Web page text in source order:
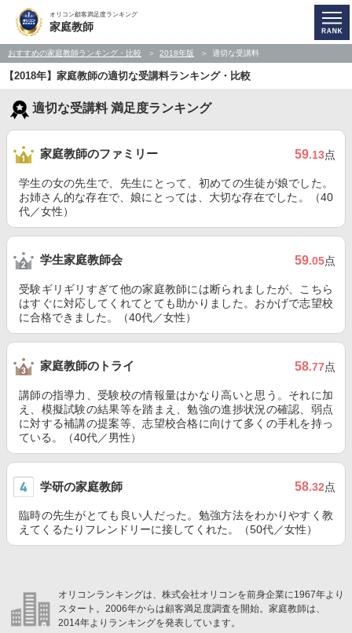
オリコン顧客満足度ランキング
家庭教師
おすすめの家庭教師ランキング・比較 2018年版 適切な受講料
【2018年】家庭教師の適切な受講料ランキング・比較
適切な受講料 満足度ランキング
家庭教師のファミリー 59.13点
学生の女の先生で、先生にとって、初めての生徒が娘でした。
お姉さん的な存在で、娘にとっては、大切な存在でした。（40
代／女性）
学生家庭教師会 59.05点
受験ギリギリすぎて他の家庭教師には断られましたが、こちら
はすぐに対応してくれてとても助かりました。おかげで志望校
に合格できました。（40代／女性）
家庭教師のトライ 58.77点
講師の指導力、受験校の情報量はかなり高いと思う。それに加
え、模擬試験の結果等を踏まえ、勉強の進捗状況の確認、弱点
に対する補講の提案等、志望校合格に向けて多くの手札を持っ
ている。（40代／男性）
学研の家庭教師 58.32点
臨時の先生がとても良い人だった。勉強方法をわかりやすく教
えてくるたりフレンドリーに接してくれた。（50代／女性）
オリコンランキングは、株式会社オリコンを前身企業に1967年より
スタート。2006年からは顧客満足度調査を開始。家庭教師は、
2014年よりランキングを発表しています。